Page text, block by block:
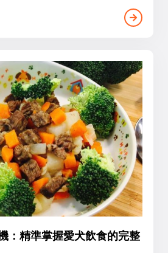
：精準掌握愛犬飲食的完整